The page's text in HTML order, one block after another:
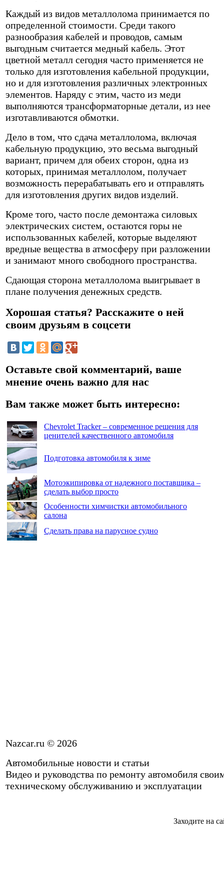
Каждый из видов металлолома принимается по
определенной стоимости. Среди такого
разнообразия кабелей и проводов, самым
выгодным считается медный кабель. Этот
цветной металл сегодня часто применяется не
только для изготовления кабельной продукции,
но и для изготовления различных электронных
элементов. Наряду с этим, часто из меди
выполняются трансформаторные детали, из нее
изготавливаются обмотки.
Дело в том, что сдача металлолома, включая
кабельную продукцию, это весьма выгодный
вариант, причем для обеих сторон, одна из
которых, принимая металлолом, получает
возможность перерабатывать его и отправлять
для изготовления других видов изделий.
Кроме того, часто после демонтажа силовых
электрических систем, остаются горы не
использованных кабелей, которые выделяют
вредные вещества в атмосферу при разложении
и занимают много свободного пространства.
Сдающая сторона металлолома выигрывает в
плане получения денежных средств.
Хорошая статья? Расскажите о ней
своим друзьям в соцсети
Оставьте свой комментарий, ваше
мнение очень важно для нас
Вам также может быть интересно:
Chevrolet Tracker – современное решения для
ценителей качественного автомобиля
Подготовка автомобиля к зиме
Мотоэкипировка от надежного поставщика –
сделать выбор просто
Особенности химчистки автомобильного
салона
Сделать права на парусное судно
Nazcar.ru © 2026
Автомобильные новости и статьи
Видео и руководства по ремонту автомобиля
техническому обслуживанию и эксплуатации
Заходите на